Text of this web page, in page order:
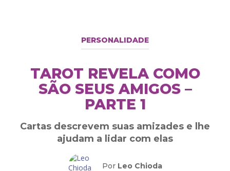
PERSONALIDADE
TAROT REVELA COMO
SÃO SEUS AMIGOS –
PARTE 1
Cartas descrevem suas amizades e lhe
ajudam a lidar com elas
Por Leo Chioda